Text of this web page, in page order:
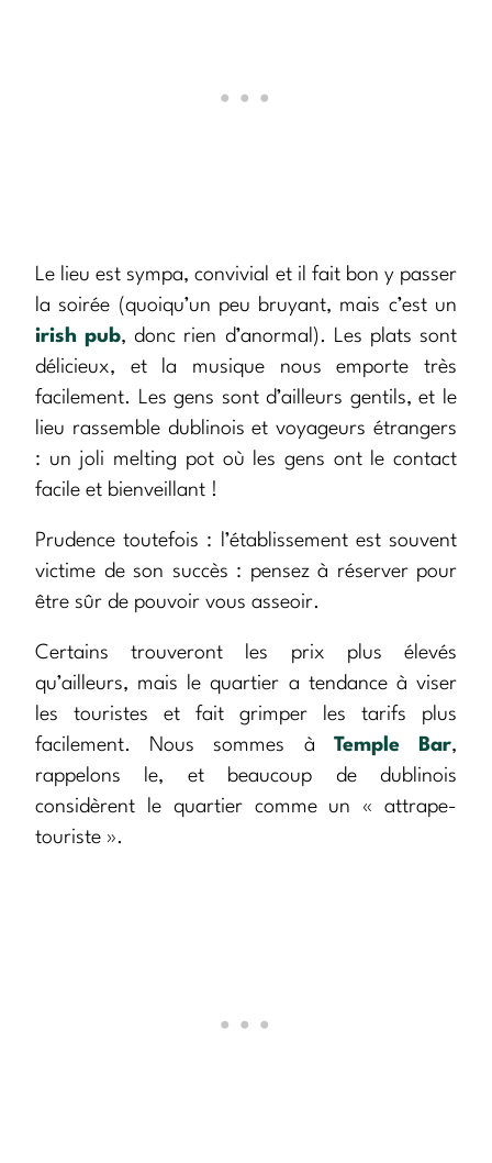
Le lieu est sympa, convivial et il fait bon y passer
la soirée (quoiqu’un peu bruyant, mais c’est un
irish pub, donc rien d’anormal). Les plats sont
délicieux, et la musique nous emporte très
facilement. Les gens sont d’ailleurs gentils, et le
lieu rassemble dublinois et voyageurs étrangers
: un joli melting pot où les gens ont le contact
facile et bienveillant !
Prudence toutefois : l’établissement est souvent
victime de son succès : pensez à réserver pour
être sûr de pouvoir vous asseoir.
Certains trouveront les prix plus élevés
qu’ailleurs, mais le quartier a tendance à viser
les touristes et fait grimper les tarifs plus
facilement. Nous sommes à Temple Bar,
rappelons le, et beaucoup de dublinois
considèrent le quartier comme un « attrape-
touriste ».